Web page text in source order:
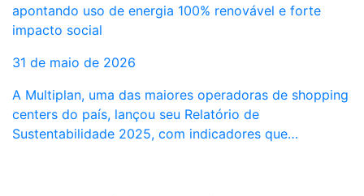
apontando uso de energia 100% renovável e forte
impacto social
31 de maio de 2026
A Multiplan, uma das maiores operadoras de shopping
centers do país, lançou seu Relatório de
Sustentabilidade 2025, com indicadores que…